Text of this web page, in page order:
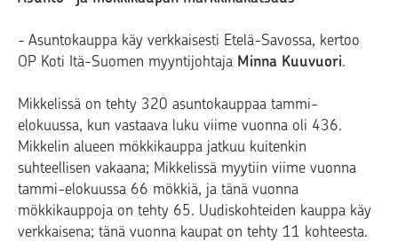
- Asuntokauppa käy verkkaisesti Etelä-Savossa, kertoo
OP Koti Itä-Suomen myyntijohtaja Minna Kuuvuori.
Mikkelissä on tehty 320 asuntokauppaa tammi-
elokuussa, kun vastaava luku viime vuonna oli 436.
Mikkelin alueen mökkikauppa jatkuu kuitenkin
suhteellisen vakaana; Mikkelissä myytiin viime vuonna
tammi-elokuussa 66 mökkiä, ja tänä vuonna
mökkikauppoja on tehty 65. Uudiskohteiden kauppa käy
verkkaisena; tänä vuonna kaupat on tehty 11 kohteesta.